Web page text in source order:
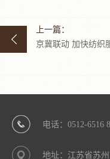
上一篇：
京冀联动 加快纺织
电话：0512-6516
地址：江苏省苏